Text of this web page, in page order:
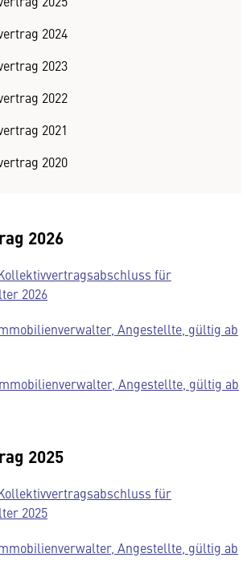
2024
2023
2022
2021
2020
2026
für
2026
Angestellte, gültig ab
Angestellte, gültig ab
2025
für
2025
Angestellte, gültig ab